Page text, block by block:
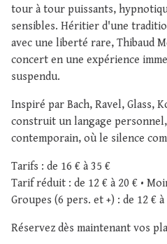
tour à tour puissants,
sensibles. Héritier d'une
avec une liberté rare, Thibaud
concert en une expérience
suspendu.
Inspiré par Bach, Ravel, Glass,
construit un langage
contemporain, où le silence
Tarifs : de 16 € à 35 €
Tarif réduit : de 12 € à 20 € •
Groupes (6 pers. et +) : de 12 € à
Réservez dès maintenant vos